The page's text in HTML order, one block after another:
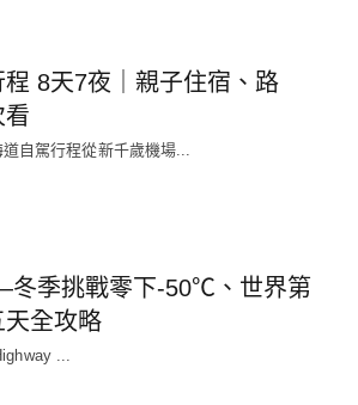
8天7夜｜親子住宿、路
看
自駕行程從新千歲機場...
冬季挑戰零下-50℃、世界第
天全攻略
...